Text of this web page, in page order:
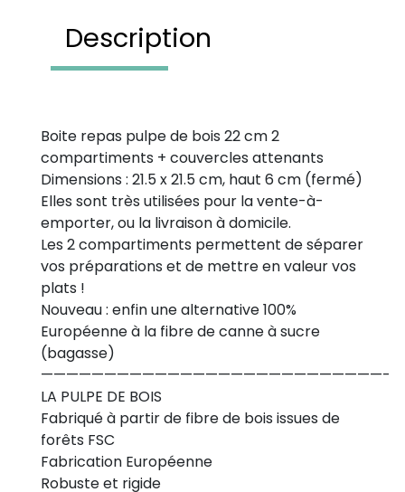
Description
Boite repas pulpe de bois 22 cm 2
compartiments + couvercles attenants
Dimensions : 21.5 x 21.5 cm, haut 6 cm (fermé)
Elles sont très utilisées pour la vente-à-
emporter, ou la livraison à domicile.
Les 2 compartiments permettent de séparer
vos préparations et de mettre en valeur vos
plats !
Nouveau : enfin une alternative 100%
Européenne à la fibre de canne à sucre
(bagasse)
———————————————————————————-
LA PULPE DE BOIS
Fabriqué à partir de fibre de bois issues de
forêts FSC
Fabrication Européenne
Robuste et rigide